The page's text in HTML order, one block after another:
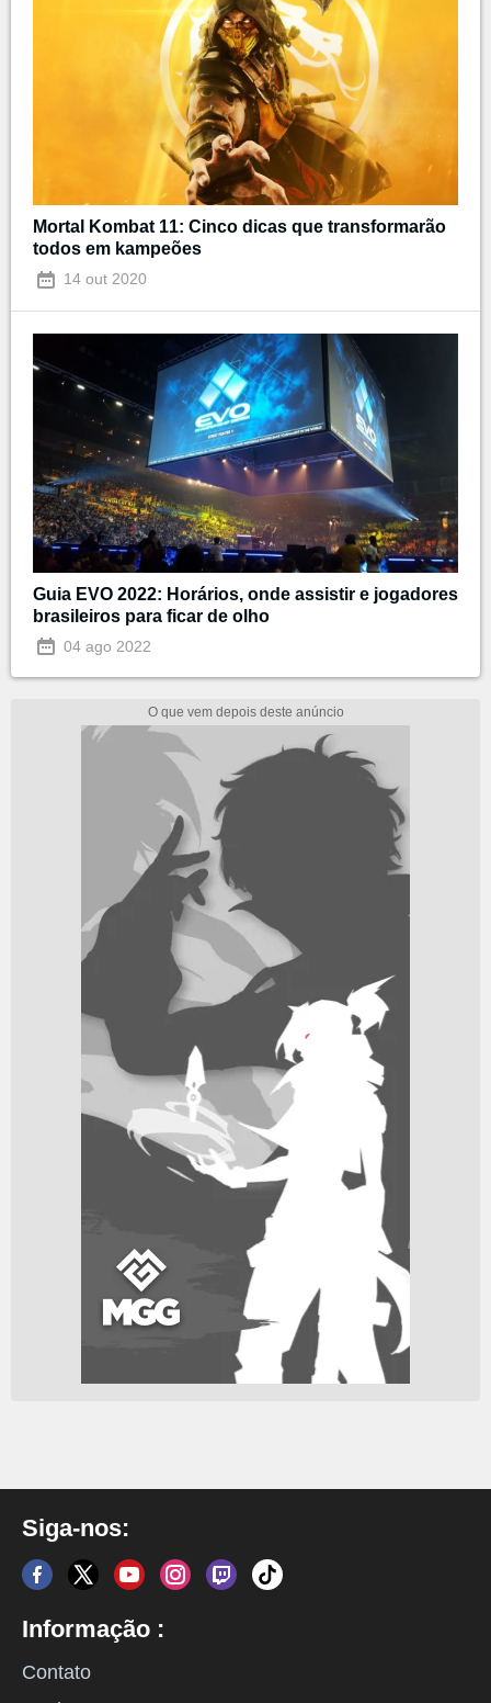
Mortal Kombat 11: Cinco dicas que transformarão
todos em kampeões
14 out 2020
Guia EVO 2022: Horários, onde assistir e jogadores
brasileiros para ficar de olho
04 ago 2022
Siga-nos:
Informação :
Contato